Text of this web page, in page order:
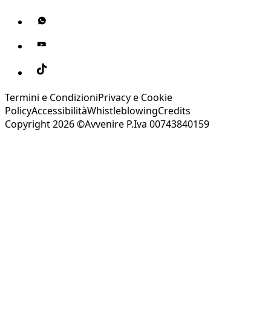
Termini e CondizioniPrivacy e Cookie
PolicyAccessibilitàWhistleblowingCredits
Copyright 2026 ©Avvenire P.Iva 00743840159